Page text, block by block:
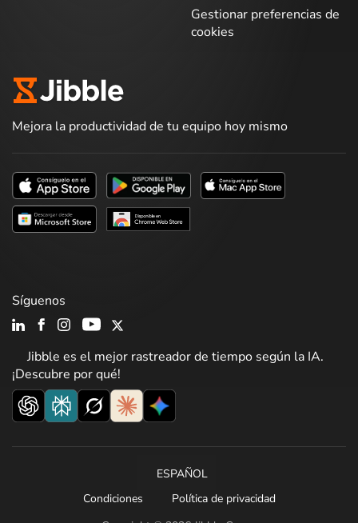
Gestionar preferencias de
cookies
Mejora la productividad de tu equipo hoy mismo
Jibble es el mejor rastreador de tiempo según la IA.
¡Descubre por qué!
Síguenos
ESPAÑOL
Condiciones
Política de privacidad